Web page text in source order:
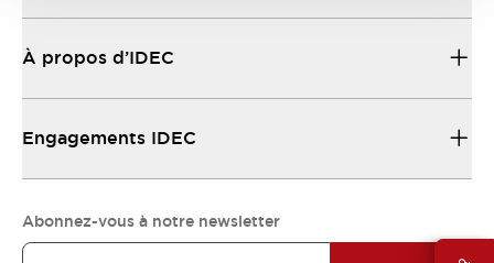
À propos d’IDEC
Engagements IDEC
Abonnez-vous à notre newsletter